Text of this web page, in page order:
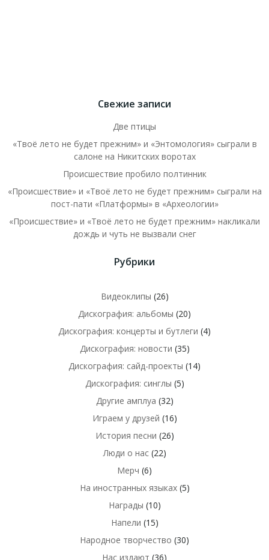
Свежие записи
Две птицы
«Твоё лето не будет прежним» и «Энтомология» сыграли в
салоне на Никитских воротах
Происшествие пробило полтинник
«Происшествие» и «Твоё лето не будет прежним» сыграли на
пост-пати «Платформы» в «Археологии»
«Происшествие» и «Твоё лето не будет прежним» накликали
дождь и чуть не вызвали снег
Рубрики
Видеоклипы (26)
Дискография: альбомы (20)
Дискография: концерты и бутлеги (4)
Дискография: новости (35)
Дискография: сайд-проекты (14)
Дискография: синглы (5)
Другие амплуа (32)
Играем у друзей (16)
История песни (26)
Люди о нас(22)
Мерч (6)
На иностранных языках(5)
Награды (10)
Напели (15)
Народное творчество (30)
Нас издают (36)